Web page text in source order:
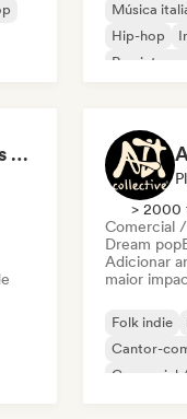
Música
Hip-hop
Rap
Made in Italy: Sounds of the Boot 🇮🇹
> 2000
Comercial
Dream pop
Adicionar
maior
Folk indie
Cantor-
Comercial